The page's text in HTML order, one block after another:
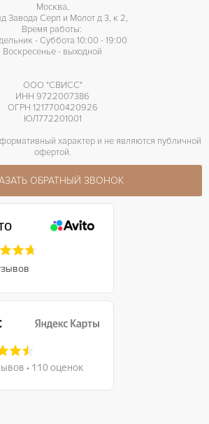
Москва,
Завода Серп и Молот д 3, к 2,
Время работы:
- Суббота 10:00 - 19:00
Воскресенье - выходной
ООО "СВИСС"
ИНН 9722007386
ОГРН 1217700420926
ЮЛ772201001
характер и не являются публичной
офертой.
ОБРАТНЫЙ ЗВОНОК